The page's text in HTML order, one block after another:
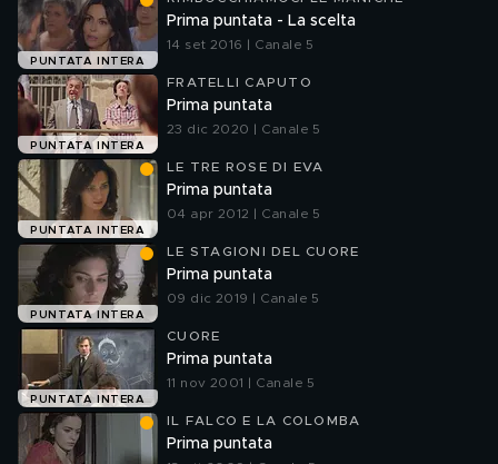
PUNTATA INTERA
Prima puntata - La scelta
14 set 2016 | Canale 5
PUNTATA INTERA
FRATELLI CAPUTO
Prima puntata
23 dic 2020 | Canale 5
PUNTATA INTERA
LE TRE ROSE DI EVA
Prima puntata
04 apr 2012 | Canale 5
PUNTATA INTERA
LE STAGIONI DEL CUORE
Prima puntata
09 dic 2019 | Canale 5
PUNTATA INTERA
CUORE
Prima puntata
11 nov 2001 | Canale 5
IL FALCO E LA COLOMBA
Prima puntata